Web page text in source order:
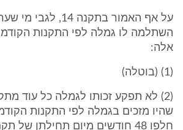
על אף האמור בתקנה
השתלמה לו גמלה לפי התקנות
אלה:
(1) (בוטלה)
(2) לא תפקע זכותו לגמלה כל עוד
שהיו מזכים בגמלה לפי התקנות
חלפו 48 חודשים מיום תחילתן של תקנות אלה.